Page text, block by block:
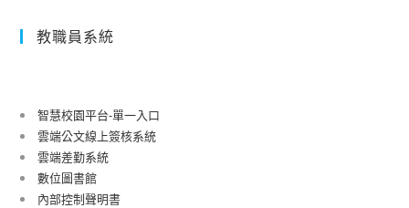
教職員系統
智慧校園平台-單一入口
雲端公文線上簽核系統
雲端差勤系統
數位圖書館
內部控制聲明書